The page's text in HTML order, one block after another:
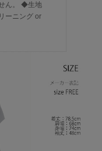
ん。 ◆生地
ーニング or